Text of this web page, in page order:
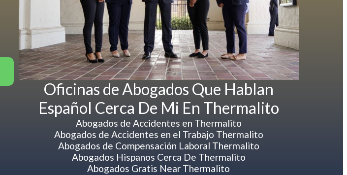
Oficinas de Abogados Que Hablan
Español Cerca De Mi En Thermalito
Abogados de Accidentes en Thermalito
Abogados de Accidentes en el Trabajo Thermalito
Abogados de Compensación Laboral Thermalito
Abogados Hispanos Cerca De Thermalito
Abogados Gratis Near Thermalito